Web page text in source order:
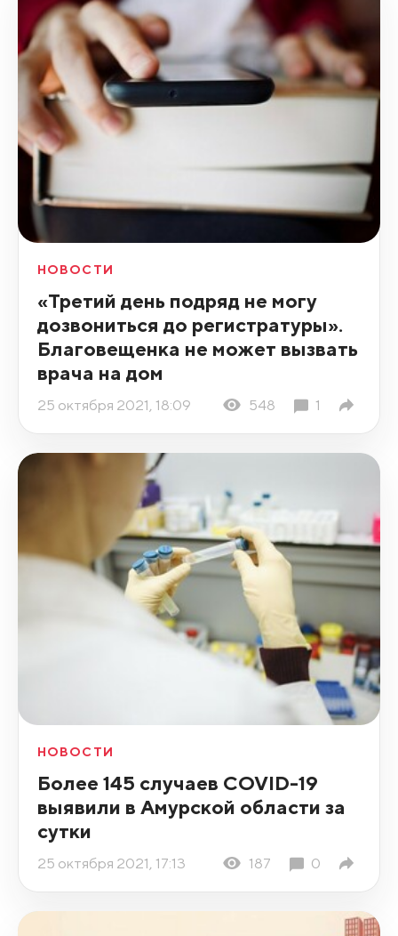
НОВОСТИ
«Третий день подряд не могу
дозвониться до регистратуры».
Благовещенка не может вызвать
врача на дом
25 октября 2021, 18:09 548 1
НОВОСТИ
Более 145 случаев COVID-19
выявили в Амурской области за
сутки
25 октября 2021, 17:13 187 0